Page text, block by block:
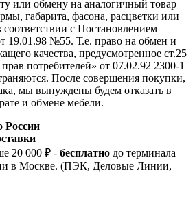
или обмену на аналогичный товар
габарита, фасона, расцветки или
с Постановлением
19.01.98 №55. Т.е. право на обмен и
качества, предусмотренное ст.25
потребителей» от 07.02.92 2300-1
После совершения покупки,
мы вынуждены будем отказать в
и обмене мебели.
России
20 000 ₽ - бесплатно до терминала
в Москве. (ПЭК, Деловые Линии,